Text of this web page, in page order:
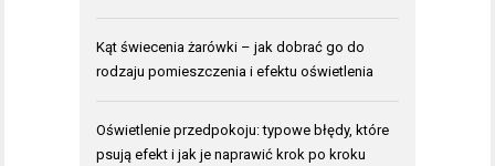
Kąt świecenia żarówki – jak dobrać go do
rodzaju pomieszczenia i efektu oświetlenia
Oświetlenie przedpokoju: typowe błędy, które
psują efekt i jak je naprawić krok po kroku